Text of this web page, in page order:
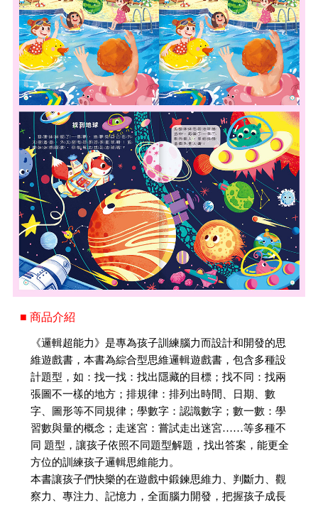
■ 商品介紹
《邏輯超能力》是專為孩子訓練腦力而設計和開發的思
維遊戲書，本書為綜合型思維邏輯遊戲書，包含多種設
計題型，如：找一找：找出隱藏的目標；找不同：找兩
張圖不一樣的地方；排規律：排列出時間、日期、數
字、圖形等不同規律；學數字：認識數字；數一數：學
習數與量的概念；走迷宮：嘗試走出迷宮……等多種不
同 題型，讓孩子依照不同題型解題，找出答案，能更全
方位的訓練孩子邏輯思維能力。
本書讓孩子們快樂的在遊戲中鍛鍊思維力、判斷力、觀
察力、專注力、記憶力，全面腦力開發，把握孩子成長